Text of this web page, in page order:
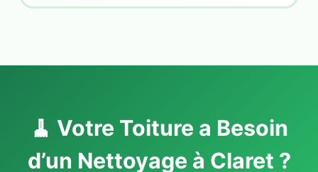
🧹 Votre Toiture a Besoin
d’un Nettoyage à Claret ?